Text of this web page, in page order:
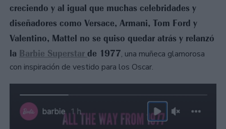
creciendo y al igual que muchas celebridades y
diseñadores como Versace, Armani, Tom Ford y
Valentino, Mattel no se quiso quedar atrás y relanzó
la Barbie Superstar de 1977, una muñeca glamorosa
con inspiración de vestido para los Oscar.